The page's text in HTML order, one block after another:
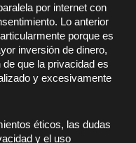
por internet con
Lo anterior
porque es
inversión de dinero,
que la privacidad es
y excesivamente
éticos, las dudas
y el uso